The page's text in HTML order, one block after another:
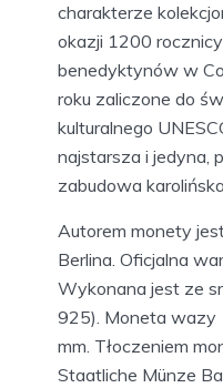
charakterze
okazji 1200
benedyktynów w
roku zaliczone do
kulturalnego
najstarsza i jedyna,
zabudowa
Autorem monety
Berlina. Oficjalna
Wykonana jest ze
925). Moneta wazy
mm. Tłoczeniem
Staatliche Münze